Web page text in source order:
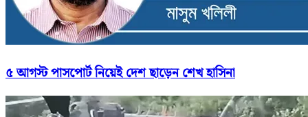
৫ আগস্ট পাসপোর্ট নিয়েই দেশ ছাড়েন শেখ হাসিনা